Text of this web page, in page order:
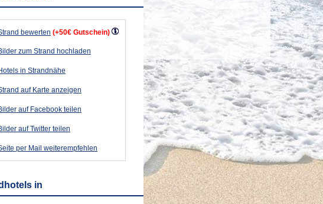
bewerten (+50€ Gutschein)
zum Strand hochladen
in Strandnähe
auf Karte anzeigen
auf Facebook teilen
auf Twitter teilen
per Mail weiterempfehlen
in